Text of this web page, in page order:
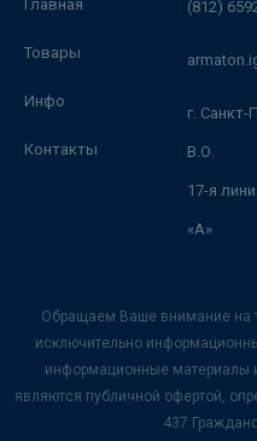
Главная
Товары
Инфо
Контакты
(812)
г. Санкт-
В.О.
17-я
«А»
Обращаем Ваше внимание на
исключительно
информационные материалы
являются публичной офертой,
437